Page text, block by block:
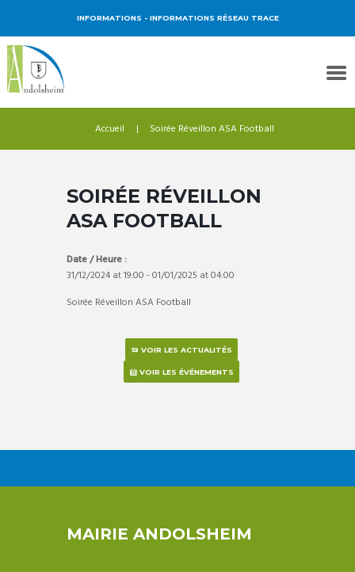
INFORMATIONS - INFORMATIONS RÉSEAU TRACE
Accueil Soirée Réveillon ASA Football
SOIRÉE RÉVEILLON
ASA FOOTBALL
Date / Heure :
31/12/2024 at19:00 -01/01/2025 at04:00
Soirée Réveillon ASA Football
VOIR LES ACTUALITÉS
VOIR LES ÉVÉNEMENTS
MAIRIE ANDOLSHEIM